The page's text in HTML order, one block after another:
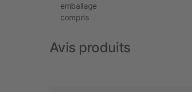
emballage
compris
Avis produits